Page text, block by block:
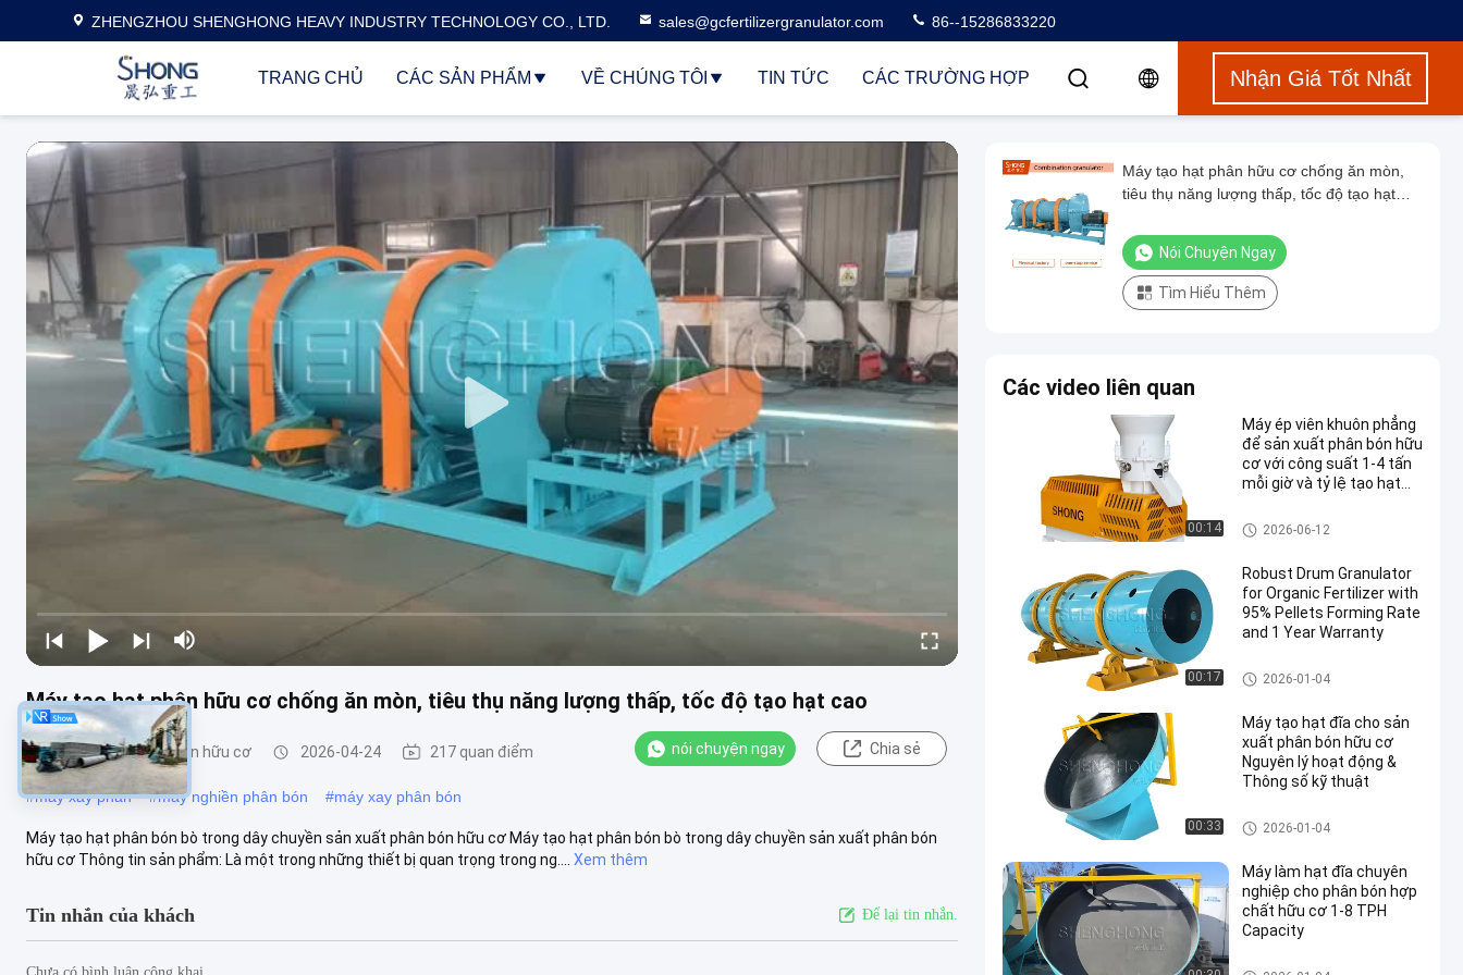
ZHENGZHOU SHENGHONG HEAVY INDUSTRY TECHNOLOGY CO., LTD. sales@gcfertilizergranulator.com 86--15286833220
TRANG CHỦ CÁC SẢN PHẨM VỀ CHÚNG TÔI TIN TỨC CÁC TRƯỜNG HỢP Nhận Giá Tốt Nhất
Máy tạo hạt phân hữu cơ chống ăn mòn, tiêu thụ năng lượng thấp, tốc độ tạo hạt cao
Máy tạo hạt phân bón hữu cơ 2026-04-24 217 quan điểm nói chuyện ngay Chia sẻ
#máy xay phân #máy nghiền phân bón #máy xay phân bón
Máy tạo hạt phân bón bò trong dây chuyền sản xuất phân bón hữu cơ Máy tạo hạt phân bón bò trong dây chuyền sản xuất phân bón
hữu cơ Thông tin sản phẩm: Là một trong những thiết bị quan trọng trong ng....
Xem thêm
Tin nhắn của khách Để lại tin nhắn.
Chưa có bình luận công khai
Máy tạo hạt phân hữu cơ chống ăn mòn,
tiêu thụ năng lượng thấp, tốc độ tạo hạt
Nói Chuyện Ngay
Tìm Hiểu Thêm
Các video liên quan
00:14
Máy ép viên khuôn phẳng
để sản xuất phân bón hữu
cơ với công suất 1-4 tấn
mỗi giờ và tỷ lệ tạo hạt
Máy tạo hạt phân bón hữu cơ
2026-06-12
00:17
Robust Drum Granulator
for Organic Fertilizer with
95% Pellets Forming Rate
and 1 Year Warranty
Máy tạo hạt phân bón hữu cơ
2026-01-04
00:33
Máy tạo hạt đĩa cho sản
xuất phân bón hữu cơ
Nguyên lý hoạt động &
Thông số kỹ thuật
Máy tạo hạt phân bón hữu cơ
2026-01-04
Máy làm hạt đĩa chuyên
nghiệp cho phân bón hợp
chất hữu cơ 1-8 TPH
Capacity
Máy tạo hạt phân bón hữu cơ